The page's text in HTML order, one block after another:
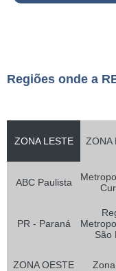
Regiões onde a
ZONA LESTE ZONA
ABC Paulista
PR - Paraná
São
ZONA OESTE